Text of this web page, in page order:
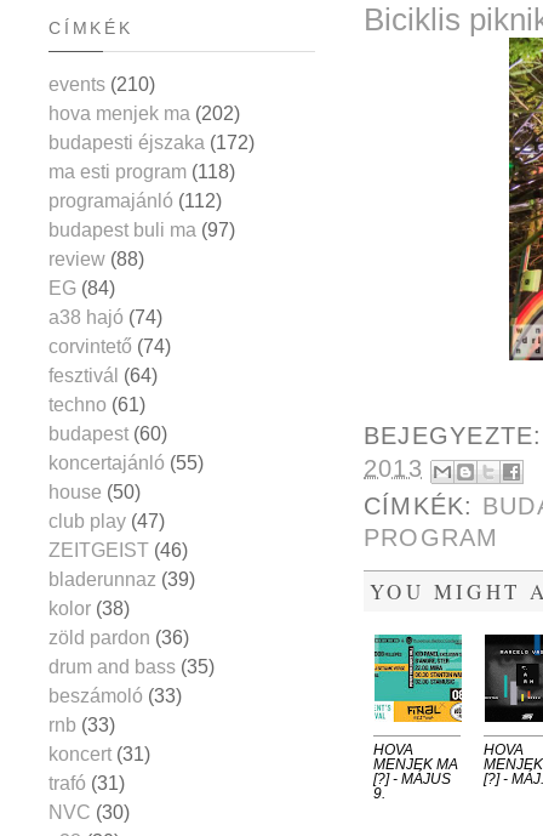
Biciklis
2013
CÍMKÉK:
PROGRAM
YOU MIGHT
HOVA
MENJEK MA
[?] - MÁJUS
9.
HOVA
[?] -
CÍMKÉK
events (210)
hova menjek ma (202)
budapesti éjszaka (172)
ma esti program (118)
programajánló (112)
budapest buli ma (97)
review (88)
EG (84)
a38 hajó (74)
corvintető (74)
fesztivál (64)
techno (61)
budapest (60)
koncertajánló (55)
house (50)
club play (47)
ZEITGEIST (46)
bladerunnaz (39)
kolor (38)
zöld pardon (36)
drum and bass (35)
beszámoló (33)
rnb (33)
koncert (31)
trafó (31)
NVC (30)